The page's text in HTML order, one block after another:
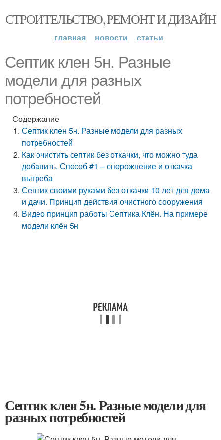
СТРОИТЕЛЬСТВО, РЕМОНТ И ДИЗАЙН
главная новости статьи
Септик клен 5н. Разные
модели для разных
потребностей
Содержание
Септик клен 5н. Разные модели для разных
потребностей
Как очистить септик без откачки, что можно туда
добавить. Способ #1 – опорожнение и откачка
выгреба
Септик своими руками без откачки 10 лет для дома
и дачи. Принцип действия очистного сооружения
Видео принцип работы Септика Клён. На примере
модели клён 5н
Септик клен 5н. Разные модели для
разных потребностей